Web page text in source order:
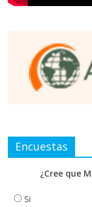
Encuestas
¿Cree que
Si